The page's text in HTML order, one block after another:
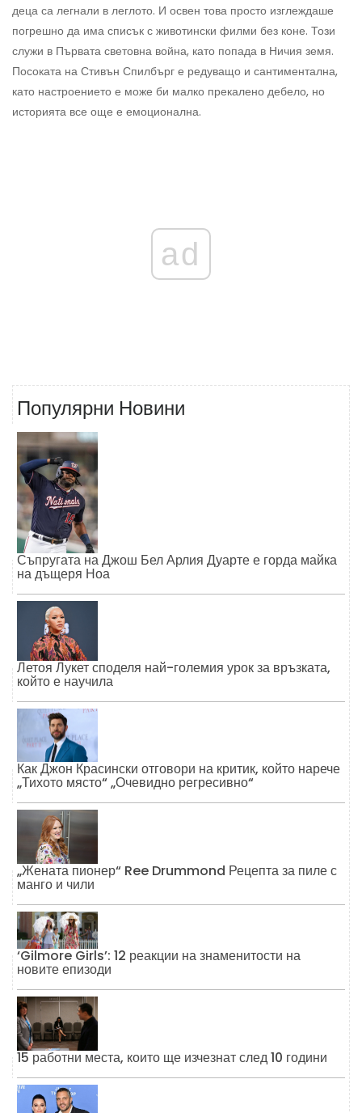
деца са легнали в леглото. И освен това просто изглеждаше
погрешно да има списък с животински филми без коне. Този
служи в Първата световна война, като попада в Ничия земя.
Посоката на Стивън Спилбърг е редуващо и сантиментална,
като настроението е може би малко прекалено дебело, но
историята все още е емоционална.
ad
Популярни Новини
Съпругата на Джош Бел Арлия Дуарте е горда майка
на дъщеря Ноа
Летоя Лукет споделя най-големия урок за връзката,
който е научила
Как Джон Красински отговори на критик, който нарече
„Тихото място“ „Очевидно регресивно“
„Жената пионер“ Ree Drummond Рецепта за пиле с
манго и чили
‘Gilmore Girls’: 12 реакции на знаменитости на
новите епизоди
15 работни места, които ще изчезнат след 10 години